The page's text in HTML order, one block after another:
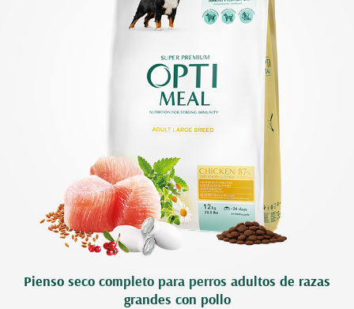
Pienso seco completo para perros adultos de razas
grandes con pollo